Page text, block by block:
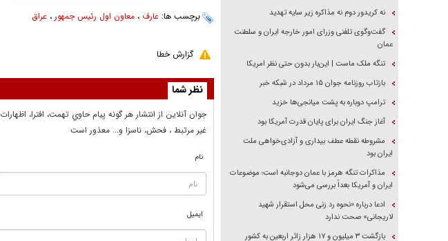
برچسب ها: عارف ، معاون اول رئیس جمهور، عراق
گزارش خطا
نظر شما
جوان آنلاين از انتشار هر گونه پيام حاوي تهمت، افترا، اظهارات
غير مرتبط ، فحش، ناسزا و... معذور است
نام
ایمیل
نه کریدور دوم نه مذاکره زیر سایه تهدید
گفت‌وگوی تلفنی وزرای امور خارجه ایران و سلطنت
عمان
تنگه ملک ماست | این‌بار بدون حتی نظر امریکا
بازتاب روزنامه جوان ۱۵ مرداد در شبکه خبر
ترامپ دوباره به پشت میانجی‌ها خزید
آغاز جنگ ایران برای پایان قدرت آمریکا بود
مشروطه نقطه عطف بیداری و آزادی‌خواهی ملت
ایران بود
مذاکرات تنگه هرمز با عمان دوجانبه است؛ موضوعات
ایران و آمریکا بعداً بررسی می‌شود
ادعا درباره «نحوه رد زنی محل استقرار شهید
لاریجانی» صحت ندارد
بازگشت ۳ میلیون و ۱۷ هزار زائر اربعین به کشور